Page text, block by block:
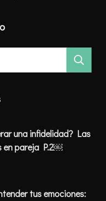
una infidelidad? Las
en pareja P.2￼
tus emociones: